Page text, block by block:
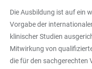
Die Ausbildung ist auf ein
Vorgabe der
klinischer Studien
Mitwirkung von
die für den sachgerechten